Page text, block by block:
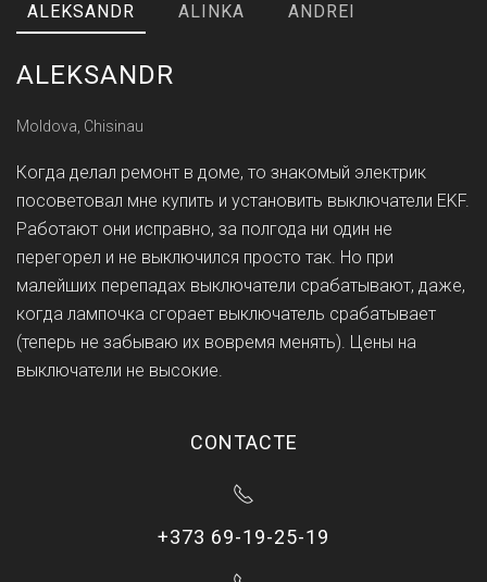
ALEKSANDR ALINKA ANDREI
ALEKSANDR
Moldova, Chisinau
Когда делал ремонт в доме, то знакомый электрик
посоветовал мне купить и установить выключатели EKF.
Работают они исправно, за полгода ни один не
перегорел и не выключился просто так. Но при
малейших перепадах выключатели срабатывают, даже,
когда лампочка сгорает выключатель срабатывает
(теперь не забываю их вовремя менять). Цены на
выключатели не высокие.
CONTACTE
+373 69-19-25-19